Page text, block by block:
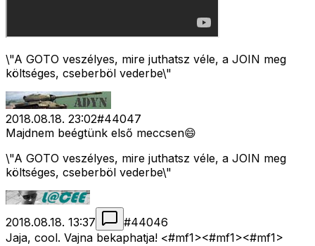
\"A GOTO veszélyes, mire juthatsz véle, a JOIN meg
költséges, cseberböl vederbe\"
2018.08.18. 23:02#44047
Majdnem beégtünk első meccsen😄
\"A GOTO veszélyes, mire juthatsz véle, a JOIN meg
költséges, cseberböl vederbe\"
2018.08.18. 13:37 #44046
Jaja, cool. Vajna bekaphatja! <#mf1><#mf1><#mf1>